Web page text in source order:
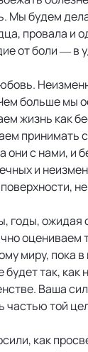
Мы будем
провала и
от боли — в
больше мы
жизнь как
принимать
с нами, и
и
годы, ожидая
оцениваем
миру, пока
будет так,
Ваша
той
как